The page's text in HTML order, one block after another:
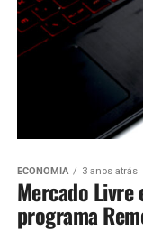
ECONOMIA 3 anos atrás
Mercado Livre
programa